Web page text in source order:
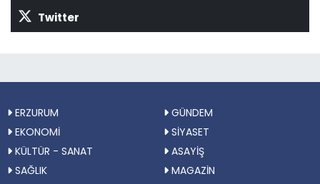
Twitter
ERZURUM
GÜNDEM
EKONOMİ
SİYASET
KÜLTÜR - SANAT
ASAYİŞ
SAĞLIK
MAGAZİN